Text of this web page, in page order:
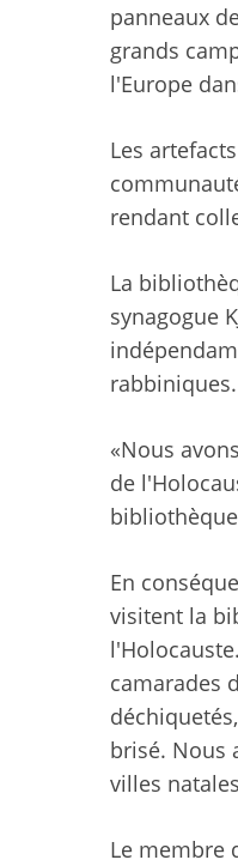
panneaux
grands
l'Europe
Les
rendant
La
synagogue
rabbiniques.
«Nous
de
En
visitent la
camarades
brisé. Nous
villes
Le membre